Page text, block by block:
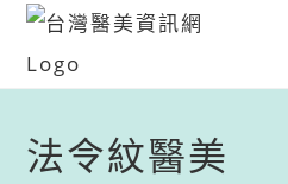
法令紋醫美